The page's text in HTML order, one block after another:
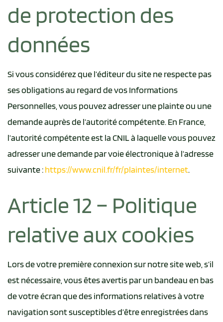
de protection des
données
Si vous considérez que l’éditeur du site ne respecte pas
ses obligations au regard de vos Informations
Personnelles, vous pouvez adresser une plainte ou une
demande auprès de l’autorité compétente. En France,
l’autorité compétente est la CNIL à laquelle vous pouvez
adresser une demande par voie électronique à l’adresse
suivante :https://www.cnil.fr/fr/plaintes/internet.
Article 12 – Politique
relative aux cookies
Lors de votre première connexion sur notre site web, s’il
est nécessaire, vous êtes avertis par un bandeau en bas
de votre écran que des informations relatives à votre
navigation sont susceptibles d’être enregistrées dans